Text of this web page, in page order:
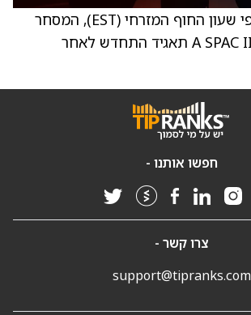
. בשעה 09:55 לפי שעון החוף המזרחי (EST), המסחר
ב־A SPAC III Acquisition תאגיד התחדש לאחר
חפשו אותנו -
צרו קשר -
support@tipranks.com